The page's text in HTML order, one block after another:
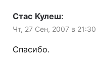
Стас Кулеш:
Чт, 27 Сен, 2007 в 21:30
Спасибо.